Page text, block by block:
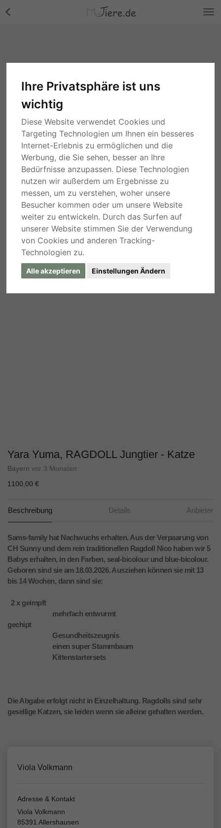
Ihre Privatsphäre ist uns
wichtig
Diese Website verwendet Cookies und
Targeting Technologien um Ihnen ein besseres
Internet-Erlebnis zu ermöglichen und die
Werbung, die Sie sehen, besser an Ihre
Bedürfnisse anzupassen. Diese Technologien
nutzen wir außerdem um Ergebnisse zu
messen, um zu verstehen, woher unsere
Besucher kommen oder um unsere Website
weiter zu entwickeln. Durch das Surfen auf
unserer Website stimmen Sie der Verwendung
von Cookies und anderen Tracking-
Technologien zu.
Alle akzeptieren Einstellungen Ändern
Yara Yuma, RAGDOLL Jungtier - Katze
Bayern vor 3 Monaten
1100,00 €
Beschreibung Details Anbieter
Sams-family hat Nachwuchs erhalten. Aus der Verpaarung von
CH Sunny und dem rein traditionellen Ragdoll Nico haben wir 5
Babys erhalten, in den Farben, seal-bicolour und blue-bicolour.
Geboren sind sie am 18.03.2026. Ausziehen können sie mit 13
bis 14 Wochen, dann sind sie:
2 x geimpft
mehrfach entwurmt
gechipt
Gesundheitszeugnis
einen super Stammbaum
Kittenstartersets
Die Abgabe erfolgt nicht in Einzelhaltung. Ragdolls sind sehr
gesellige Katzen, sie leiden wenn sie alleine gehalten werden.
Viola Volkmann
Adresse & Kontakt
Viola Volkmann
85391 Allershausen